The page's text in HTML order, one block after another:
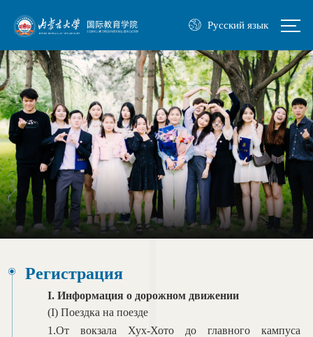
Русский язык
Регистрация
I. Информация о дорожном движении
(I) Поездка на поезде
1.От вокзала Хух-Хото до главного кампуса